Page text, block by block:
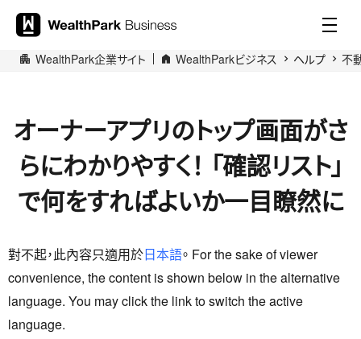
WealthPark企業サイト WealthParkビジネス ヘルプ 不
オーナーアプリのトップ画面がさ
らにわかりやすく！ 「確認リスト」
で何をすればよいか一目瞭然に
對不起，此內容只適用於日本語。 For the sake of viewer
convenience, the content is shown below in the alternative
language. You may click the link to switch the active
language.